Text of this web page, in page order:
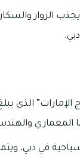
الزوار
في دبي،